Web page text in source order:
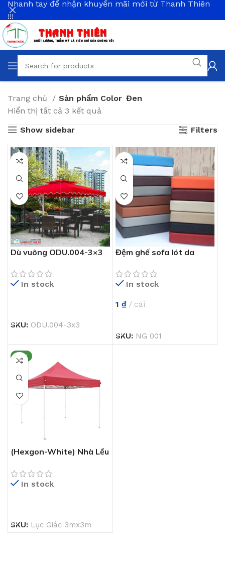
Trang chủ Sản phẩm Color Đen
Hiển thị tất cả 3 kết quả
Show sidebar
Filters
Dù vuông ODU.004-3×3
In stock
SKU: ODU.004-3x3
Đệm ghế sofa lót da
In stock
1 ₫ cái
SKU: NG 001
NEW
(Hexgon-White) Nhà Lều
3mx3m
In stock
SKU: Lục Giác 3mx3m
Nhanh tay để nhận khuyến mãi mới từ Thanh Thiên
!!!